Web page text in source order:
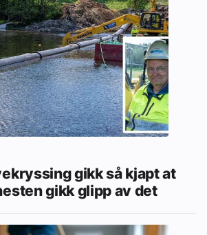
gikk så kjapt at
gikk glipp av det